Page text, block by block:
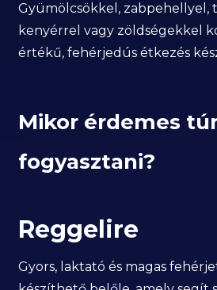
Gyümölcsökkel, zabpehellyel,
kenyérrel vagy zöldségekkel
értékű, fehérjedús étkezés
Mikor érdemes
fogyasztani?
Reggelire
Gyors, laktató és magas